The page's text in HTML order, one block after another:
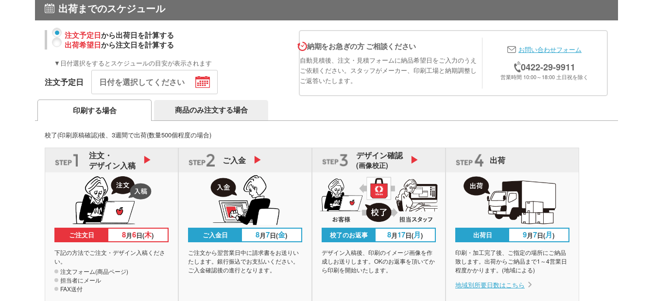
出荷までのスケジュール
注文予定日から出荷日を計算する
出荷希望日から注文日を計算する
▼日付選択をするとスケジュールの目安が表示されます
注文予定日
納期をお急ぎの方 ご相談ください
自動見積後、注文・見積フォームに納品希望日をご入力のうえ
ご依頼ください。スタッフがメーカー、印刷工場と納期調整し
ご返答いたします。
お問い合わせフォーム
0422-29-9911
営業時間 10:00～18:00 土日祝を除く
印刷する場合 商品のみ注文する場合
校了(印刷原稿確認)後、3週間で出荷(数量500個程度の場合)
注文・
デザイン入稿
ご注文日 8月6日(木)
下記の方法でご注文・デザイン入稿くださ
い。
注文フォーム(商品ページ)
担当者にメール
FAX送付
ご入金
ご入金日 8月7日(金)
ご注文から翌営業日中に請求書をお送りい
たします。銀行振込でお支払いください。
ご入金確認後の進行となります。
デザイン確認
(画像校正)
校了のお返事 8月17日(月)
デザイン入稿後、印刷のイメージ画像を作
成しお送りします。OKのお返事を頂いてか
ら印刷を開始いたします。
出荷
出荷日 9月7日(月)
印刷・加工完了後、ご指定の場所にご納品
致します。出荷からご納品まで1～4営業日
程度かかります。(地域による)
地域別所要日数はこちら